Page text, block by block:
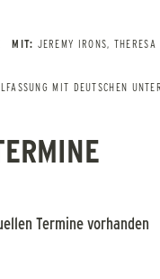
MIT: JEREMY IRONS,
MIT DEUTSCHEN
Termine vorhanden